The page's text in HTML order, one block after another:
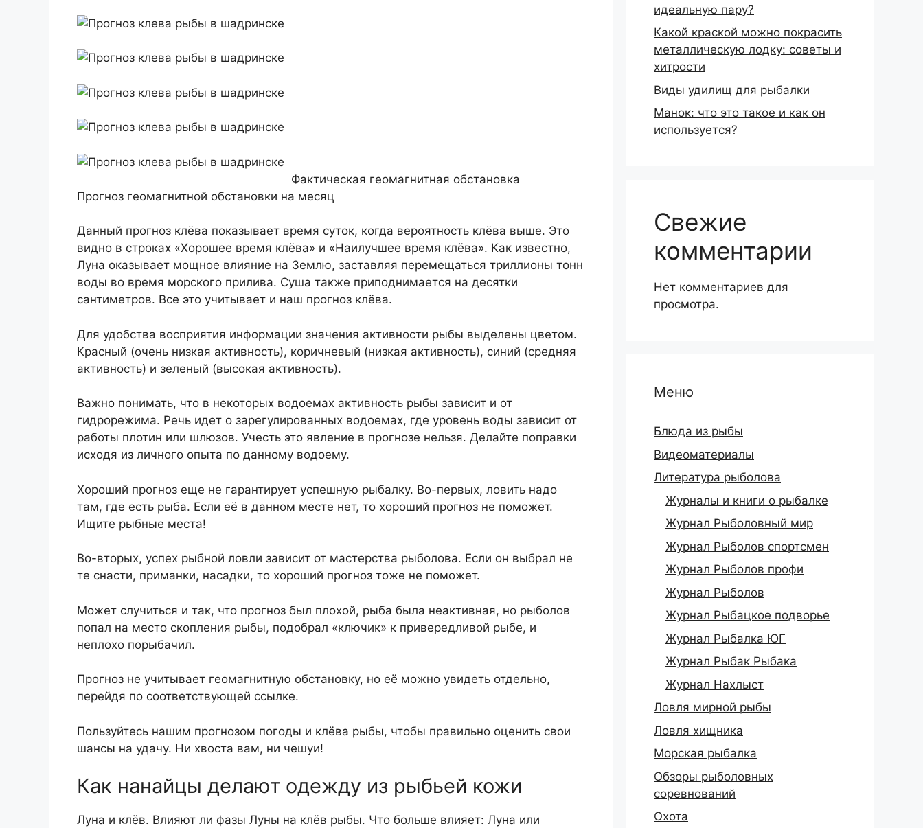
Фактическая геомагнитная обстановка
Прогноз геомагнитной обстановки на месяц
Данный прогноз клёва показывает время суток, когда вероятность клёва выше. Это
видно в строках «Хорошее время клёва» и «Наилучшее время клёва». Как известно,
Луна оказывает мощное влияние на Землю, заставляя перемещаться триллионы тонн
воды во время морского прилива. Суша также приподнимается на десятки
сантиметров. Все это учитывает и наш прогноз клёва.
Для удобства восприятия информации значения активности рыбы выделены цветом.
Красный (очень низкая активность), коричневый (низкая активность), синий (средняя
активность) и зеленый (высокая активность).
Важно понимать, что в некоторых водоемах активность рыбы зависит и от
гидрорежима. Речь идет о зарегулированных водоемах, где уровень воды зависит от
работы плотин или шлюзов. Учесть это явление в прогнозе нельзя. Делайте поправки
исходя из личного опыта по данному водоему.
Хороший прогноз еще не гарантирует успешную рыбалку. Во-первых, ловить надо
там, где есть рыба. Если её в данном месте нет, то хороший прогноз не поможет.
Ищите рыбные места!
Во-вторых, успех рыбной ловли зависит от мастерства рыболова. Если он выбрал не
те снасти, приманки, насадки, то хороший прогноз тоже не поможет.
Может случиться и так, что прогноз был плохой, рыба была неактивная, но рыболов
попал на место скопления рыбы, подобрал «ключик» к привередливой рыбе, и
неплохо порыбачил.
Прогноз не учитывает геомагнитную обстановку, но её можно увидеть отдельно,
перейдя по соответствующей ссылке.
Пользуйтесь нашим прогнозом погоды и клёва рыбы, чтобы правильно оценить свои
шансы на удачу. Ни хвоста вам, ни чешуи!
Как нанайцы делают одежду из рыбьей кожи
Луна и клёв. Влияют ли фазы Луны на клёв рыбы. Что больше влияет: Луна или
идеальную пару?
Какой краской можно покрасить
металлическую лодку: советы и
хитрости
Виды удилищ для рыбалки
Манок: что это такое и как он
используется?
Свежие
комментарии
Нет комментариев для
просмотра.
Меню
Блюда из рыбы
Видеоматериалы
Литература рыболова
Журналы и книги о рыбалке
Журнал Рыболовный мир
Журнал Рыболов спортсмен
Журнал Рыболов профи
Журнал Рыболов
Журнал Рыбацкое подворье
Журнал Рыбалка ЮГ
Журнал Рыбак Рыбака
Журнал Нахлыст
Ловля мирной рыбы
Ловля хищника
Морская рыбалка
Обзоры рыболовных
соревнований
Охота